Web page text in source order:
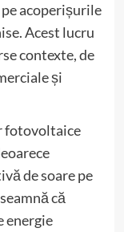
acoperișurile
Acest lucru
contexte, de
și
fotovoltaice
de soare pe
că
energie